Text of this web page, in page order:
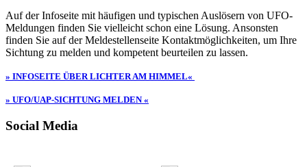
Auf der Infoseite mit häufigen und typischen Auslösern von UFO-
Meldungen finden Sie vielleicht schon eine Lösung. Ansonsten
finden Sie auf der Meldestellenseite Kontaktmöglichkeiten, um Ihre
Sichtung zu melden und kompetent beurteilen zu lassen.
» INFOSEITE ÜBER LICHTER AM HIMMEL«
» UFO/UAP-SICHTUNG MELDEN «
Social Media